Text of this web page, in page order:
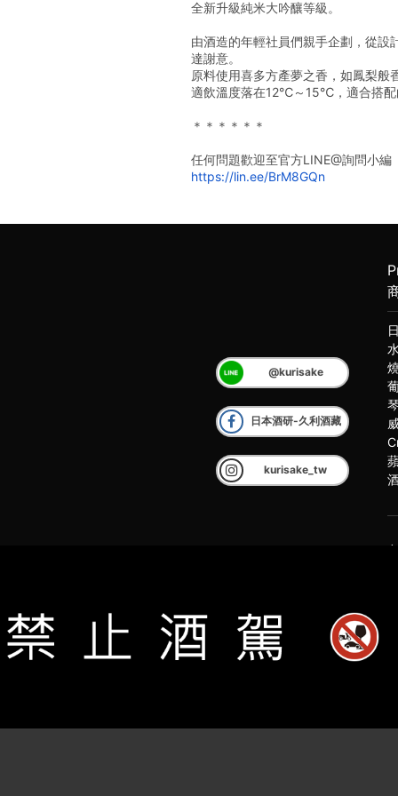
全新升級純米大吟釀等級。
由酒造的年輕社員們親手企劃，從
達謝意。
原料使用喜多方產夢之香，如鳳梨
適飲溫度落在12℃～15℃，適合搭配
＊＊＊＊＊＊
任何問題歡迎至官方LINE@詢問小編
https://lin.ee/BrM8GQn
@kurisake
日本酒研-久利酒藏
kurisake_tw